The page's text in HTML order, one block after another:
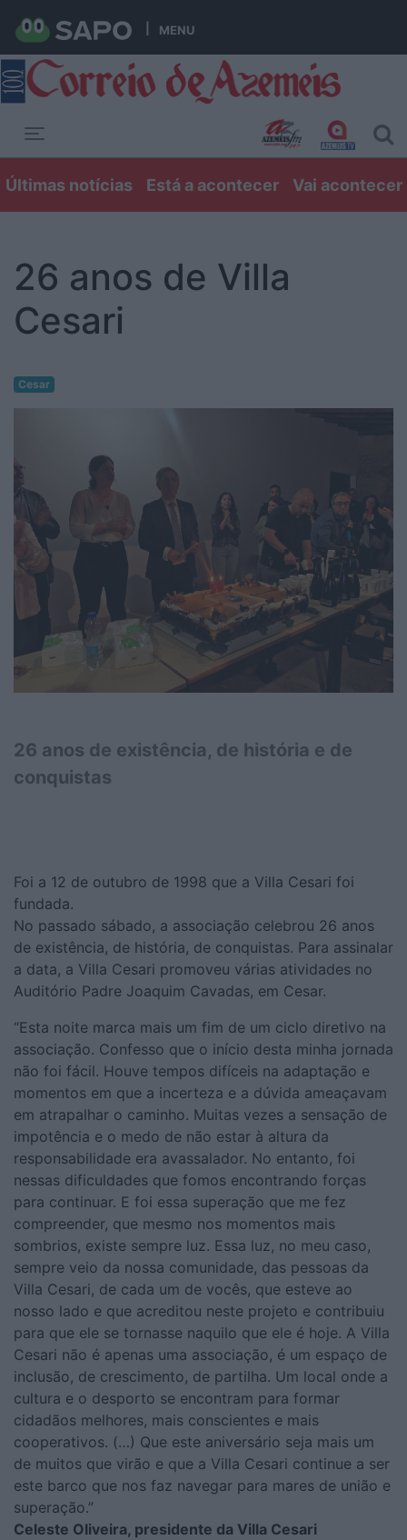
MENU
Últimas notícias Está a acontecer Vai acontecer
26 anos de Villa
Cesari
Cesar
26 anos de existência, de história e de
conquistas
Foi a 12 de outubro de 1998 que a Villa Cesari foi
fundada.
No passado sábado, a associação celebrou 26 anos
de existência, de história, de conquistas. Para assinalar
a data, a Villa Cesari promoveu várias atividades no
Auditório Padre Joaquim Cavadas, em Cesar.
“Esta noite marca mais um fim de um ciclo diretivo na
associação. Confesso que o início desta minha jornada
não foi fácil. Houve tempos difíceis na adaptação e
momentos em que a incerteza e a dúvida ameaçavam
em atrapalhar o caminho. Muitas vezes a sensação de
impotência e o medo de não estar à altura da
responsabilidade era avassalador. No entanto, foi
nessas dificuldades que fomos encontrando forças
para continuar. E foi essa superação que me fez
compreender, que mesmo nos momentos mais
sombrios, existe sempre luz. Essa luz, no meu caso,
sempre veio da nossa comunidade, das pessoas da
Villa Cesari, de cada um de vocês, que esteve ao
nosso lado e que acreditou neste projeto e contribuiu
para que ele se tornasse naquilo que ele é hoje. A Villa
Cesari não é apenas uma associação, é um espaço de
inclusão, de crescimento, de partilha. Um local onde a
cultura e o desporto se encontram para formar
cidadãos melhores, mais conscientes e mais
cooperativos. (…) Que este aniversário seja mais um
de muitos que virão e que a Villa Cesari continue a ser
este barco que nos faz navegar para mares de união e
superação.”
Celeste Oliveira, presidente da Villa Cesari